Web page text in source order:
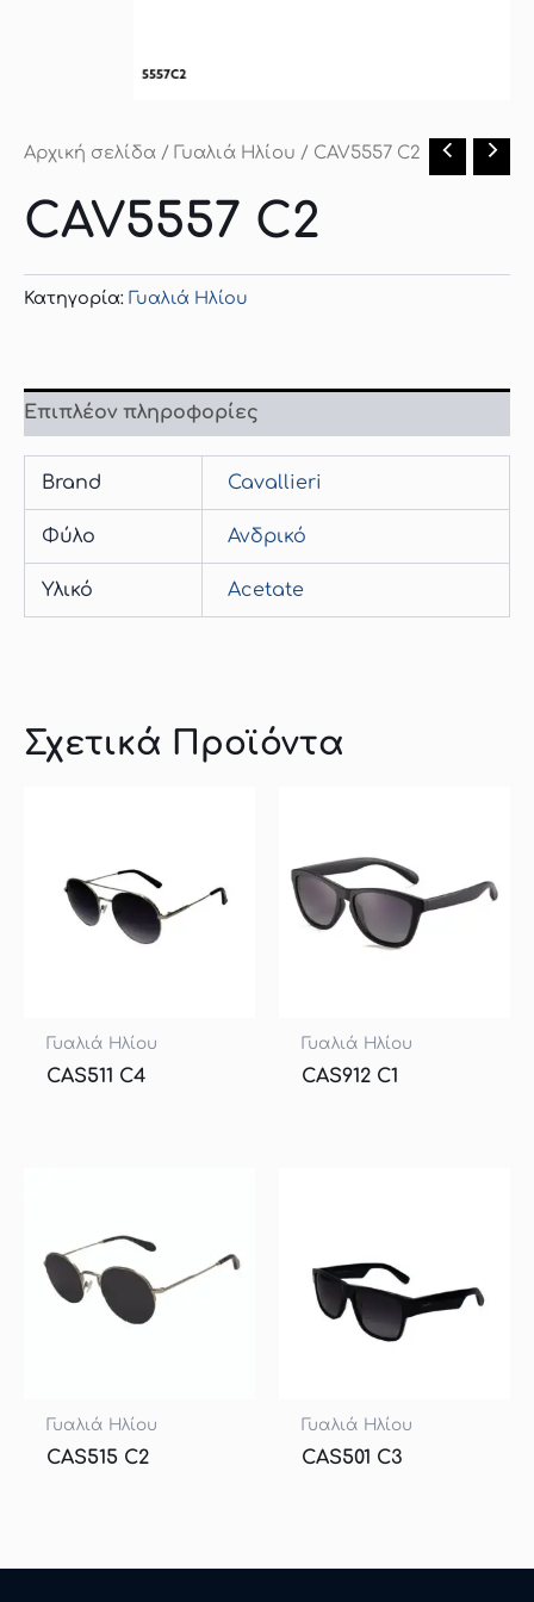
Αρχική σελίδα / Γυαλιά Ηλίου / CAV5557 C2
CAV5557 C2
Κατηγορία: Γυαλιά Ηλίου
Επιπλέον πληροφορίες
Brand Cavallieri
Φύλο Ανδρικό
Υλικό Acetate
Σχετικά Προϊόντα
Γυαλιά Ηλίου
CAS511 C4
Γυαλιά Ηλίου
CAS912 C1
Γυαλιά Ηλίου
CAS515 C2
Γυαλιά Ηλίου
CAS501 C3